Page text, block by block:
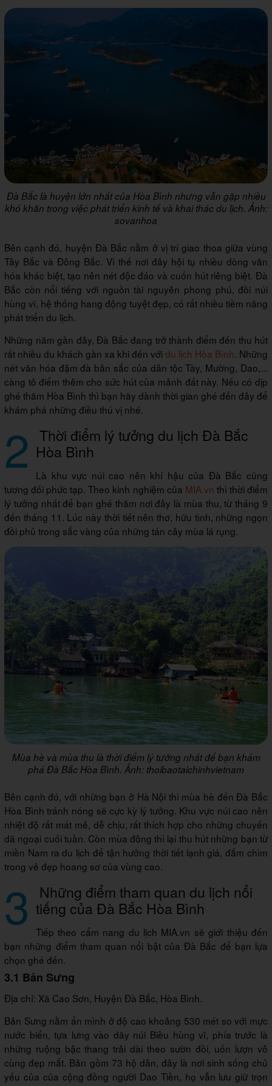
Đà Bắc là huyện lớn nhất của Hòa Bình nhưng vẫn gặp nhiều
khó khăn trong việc phát triển kinh tế và khai thác du lịch. Ảnh:
sovanhoa
Bên cạnh đó, huyện Đà Bắc nằm ở vị trí giao thoa giữa vùng
Tây Bắc và Đông Bắc. Vì thế nơi đây hội tụ nhiều dòng văn
hóa khác biệt, tạo nên nét độc đáo và cuốn hút riêng biệt. Đà
Bắc còn nổi tiếng với nguồn tài nguyên phong phú, đồi núi
hùng vĩ, hệ thống hang động tuyệt đẹp, có rất nhiều tiềm năng
phát triển du lịch.
Những năm gần đây, Đà Bắc đang trở thành điểm đến thu hút
rất nhiều du khách gần xa khi đến vớidu lịch Hòa Bình. Những
nét văn hóa đậm đà bản sắc của dân tộc Tày, Mường, Dao,...
càng tô điểm thêm cho sức hút của mảnh đất này. Nếu có dịp
ghé thăm Hòa Bình thì bạn hãy dành thời gian ghé đến đây để
khám phá những điều thú vị nhé.
2 Thời điểm lý tưởng du lịch Đà Bắc
Hòa Bình
Là khu vực núi cao nên khí hậu của Đà Bắc cũng
tương đối phức tạp. Theo kinh nghiệm của MIA.vn thì thời điểm
lý tưởng nhất để bạn ghé thăm nơi đây là mùa thu, từ tháng 9
đến tháng 11. Lúc này thời tiết nên thơ, hữu tình, những ngọn
đồi phủ trong sắc vàng của những tán cây mùa lá rụng.
Mùa hè và mùa thu là thời điểm lý tưởng nhất để bạn khám
phá Đà Bắc Hòa Bình. Ảnh: thoibaotaichinhvietnam
Bên cạnh đó, với những bạn ở Hà Nội thì mùa hè đến Đà Bắc
Hòa Bình tránh nóng sẽ cực kỳ lý tưởng. Khu vực núi cao nên
nhiệt độ rất mát mẻ, dễ chịu, rất thích hợp cho những chuyến
dã ngoại cuối tuần. Còn mùa đông thì lại thu hút những bạn từ
miền Nam ra du lịch để tận hưởng thời tiết lạnh giá, đắm chìm
trong vẻ đẹp hoang sơ của vùng cao.
3 Những điểm tham quan du lịch nổi
tiếng của Đà Bắc Hòa Bình
Tiếp theo cẩm nang du lịch MIA.vn sẽ giới thiệu đến
bạn những điểm tham quan nổi bật của Đà Bắc để bạn lựa
chọn ghé đến.
3.1 Bản Sưng
Địa chỉ: Xã Cao Sơn, Huyện Đà Bắc, Hòa Bình.
Bản Sưng nằm ẩn mình ở độ cao khoảng 530 mét so với mực
nước biển, tựa lưng vào dãy núi Biều hùng vĩ, phía trước là
những ruộng bậc thang trải dài theo sườn đồi, uốn lượn vô
cùng đẹp mắt. Bản gồm 73 hộ dân, đây là nơi sinh sống chủ
yếu của của cộng đồng người Dao Tiền, họ vẫn lưu giữ trọn